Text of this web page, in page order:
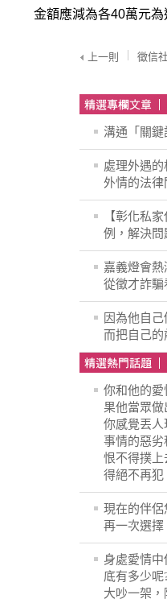
金額應減為各40萬元為
上一則 徵信
溝通「關鍵
處理外遇
外情的法律
【彰化私
例，解決問
嘉義燈會熱
從徵才詐
因為他自己
而把自己的
你和他的愛
果他當眾
你感覺丟
事情的惡
恨不得撲
得絕不再犯
現在的伴侶
再一次選擇
身處愛情中
底有多少呢
大吵一架